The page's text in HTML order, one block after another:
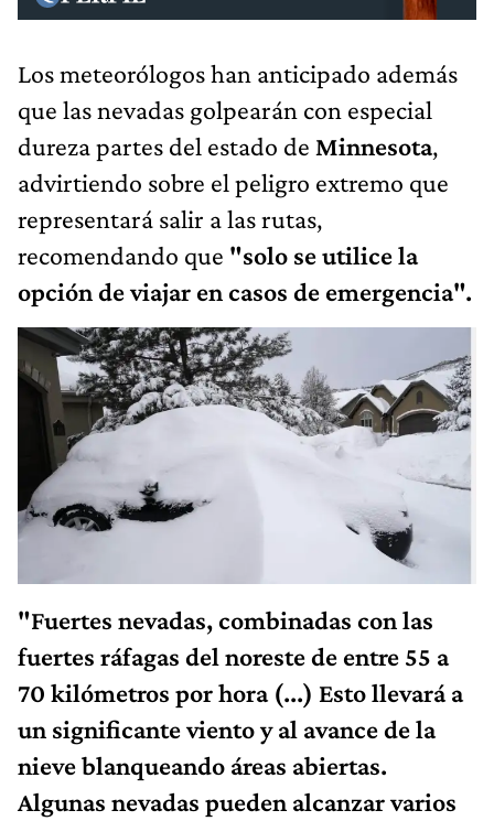
Los meteorólogos han anticipado además
que las nevadas golpearán con especial
dureza partes del estado de Minnesota,
advirtiendo sobre el peligro extremo que
representará salir a las rutas,
recomendando que "solo se utilice la
opción de viajar en casos de emergencia".
"Fuertes nevadas, combinadas con las
fuertes ráfagas del noreste de entre 55 a
70 kilómetros por hora (...) Esto llevará a
un significante viento y al avance de la
nieve blanqueando áreas abiertas.
Algunas nevadas pueden alcanzar varios